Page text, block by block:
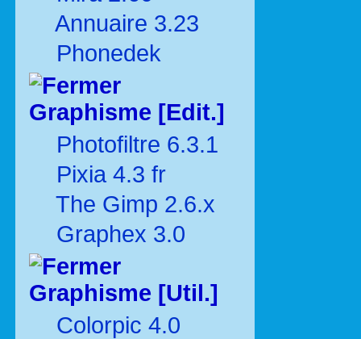
Annuaire 3.23
Phonedek
Graphisme [Edit.]
Photofiltre 6.3.1
Pixia 4.3 fr
The Gimp 2.6.x
Graphex 3.0
Graphisme [Util.]
Colorpic 4.0